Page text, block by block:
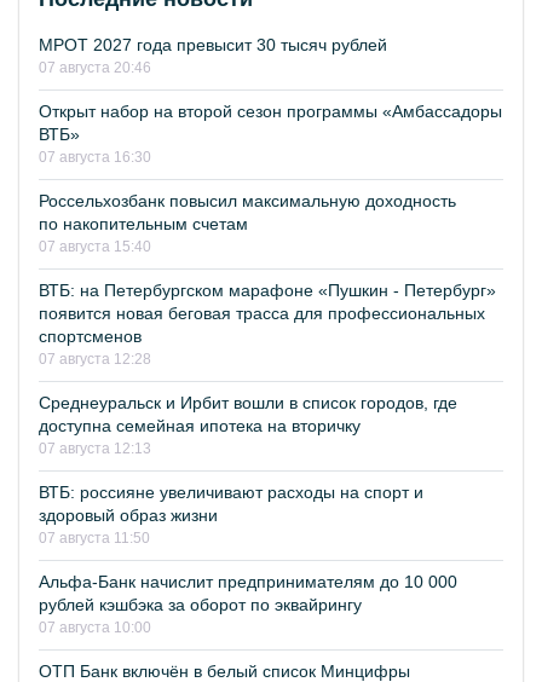
МРОТ 2027 года превысит 30 тысяч рублей
07 августа 20:46
Открыт набор на второй сезон программы «Амбассадоры
ВТБ»
07 августа 16:30
Россельхозбанк повысил максимальную доходность
по накопительным счетам
07 августа 15:40
ВТБ: на Петербургском марафоне «Пушкин - Петербург»
появится новая беговая трасса для профессиональных
спортсменов
07 августа 12:28
Среднеуральск и Ирбит вошли в список городов, где
доступна семейная ипотека на вторичку
07 августа 12:13
ВТБ: россияне увеличивают расходы на спорт и
здоровый образ жизни
07 августа 11:50
Альфа-Банк начислит предпринимателям до 10 000
рублей кэшбэка за оборот по эквайрингу
07 августа 10:00
ОТП Банк включён в белый список Минцифры